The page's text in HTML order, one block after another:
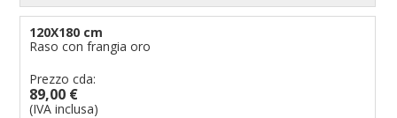
120X180 cm
Raso con frangia oro
Prezzo cda:
89,00 €
(IVA inclusa)